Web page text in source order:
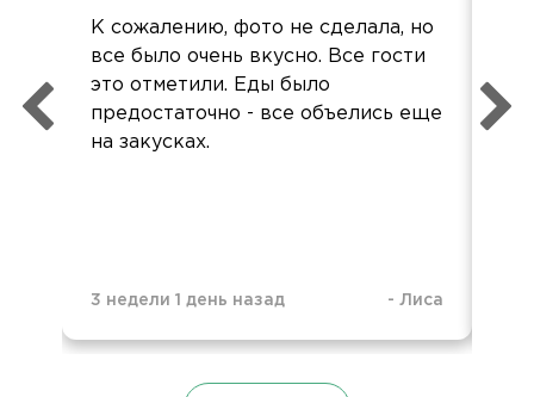
К сожалению, фото не сделала, но
все было очень вкусно. Все гости
это отметили. Еды было
предостаточно - все объелись еще
на закусках.
3 недели 1 день назад - Лиса